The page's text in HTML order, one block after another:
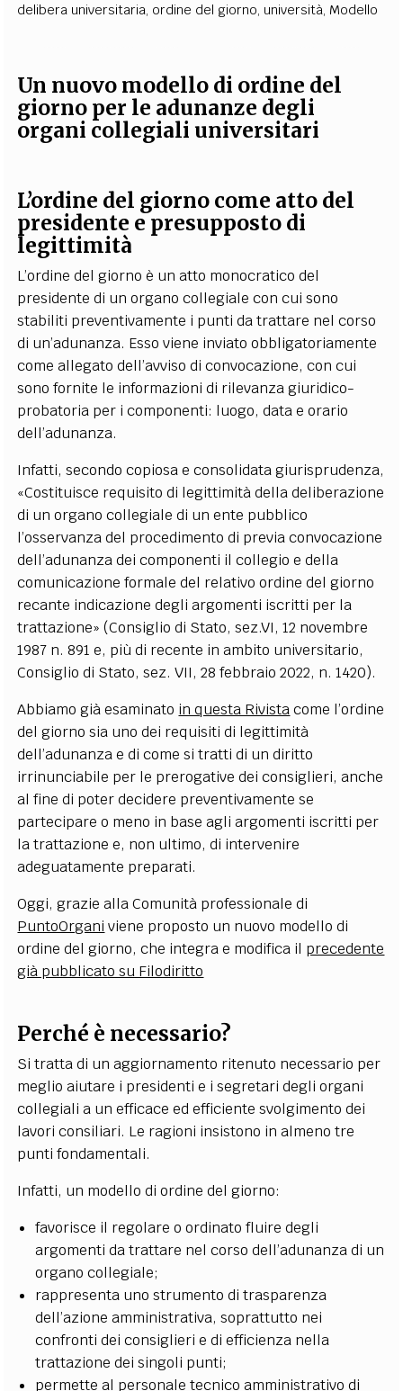
delibera universitaria, ordine del giorno, università, Modello
Un nuovo modello di ordine del
giorno per le adunanze degli
organi collegiali universitari
L’ordine del giorno come atto del
presidente e presupposto di
legittimità
L’ordine del giorno è un atto monocratico del
presidente di un organo collegiale con cui sono
stabiliti preventivamente i punti da trattare nel corso
di un’adunanza. Esso viene inviato obbligatoriamente
come allegato dell’avviso di convocazione, con cui
sono fornite le informazioni di rilevanza giuridico-
probatoria per i componenti: luogo, data e orario
dell’adunanza.
Infatti, secondo copiosa e consolidata giurisprudenza,
«Costituisce requisito di legittimità della deliberazione
di un organo collegiale di un ente pubblico
l’osservanza del procedimento di previa convocazione
dell’adunanza dei componenti il collegio e della
comunicazione formale del relativo ordine del giorno
recante indicazione degli argomenti iscritti per la
trattazione» (Consiglio di Stato, sez.VI, 12 novembre
1987 n. 891 e, più di recente in ambito universitario,
Consiglio di Stato, sez. VII, 28 febbraio 2022, n. 1420).
Abbiamo già esaminato in questa Rivistacome l’ordine
del giorno sia uno dei requisiti di legittimità
dell’adunanza e di come si tratti di un diritto
irrinunciabile per le prerogative dei consiglieri, anche
al fine di poter decidere preventivamente se
partecipare o meno in base agli argomenti iscritti per
la trattazione e, non ultimo, di intervenire
adeguatamente preparati.
Oggi, grazie alla Comunità professionale di
PuntoOrgani viene proposto un nuovo modello di
ordine del giorno, che integra e modifica il precedente
già pubblicato su Filodiritto
Perché è necessario?
Si tratta di un aggiornamento ritenuto necessario per
meglio aiutare i presidenti e i segretari degli organi
collegiali a un efficace ed efficiente svolgimento dei
lavori consiliari. Le ragioni insistono in almeno tre
punti fondamentali.
Infatti, un modello di ordine del giorno:
favorisce il regolare o ordinato fluire degli
argomenti da trattare nel corso dell’adunanza di un
organo collegiale;
rappresenta uno strumento di trasparenza
dell’azione amministrativa, soprattutto nei
confronti dei consiglieri e di efficienza nella
trattazione dei singoli punti;
permette al personale tecnico amministrativo di